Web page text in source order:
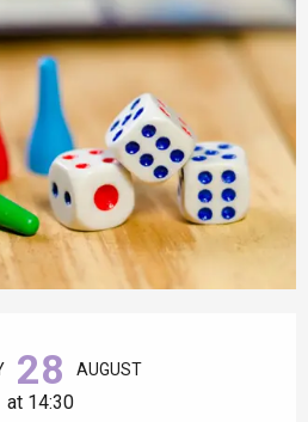
28 AUGUST
at 14:30